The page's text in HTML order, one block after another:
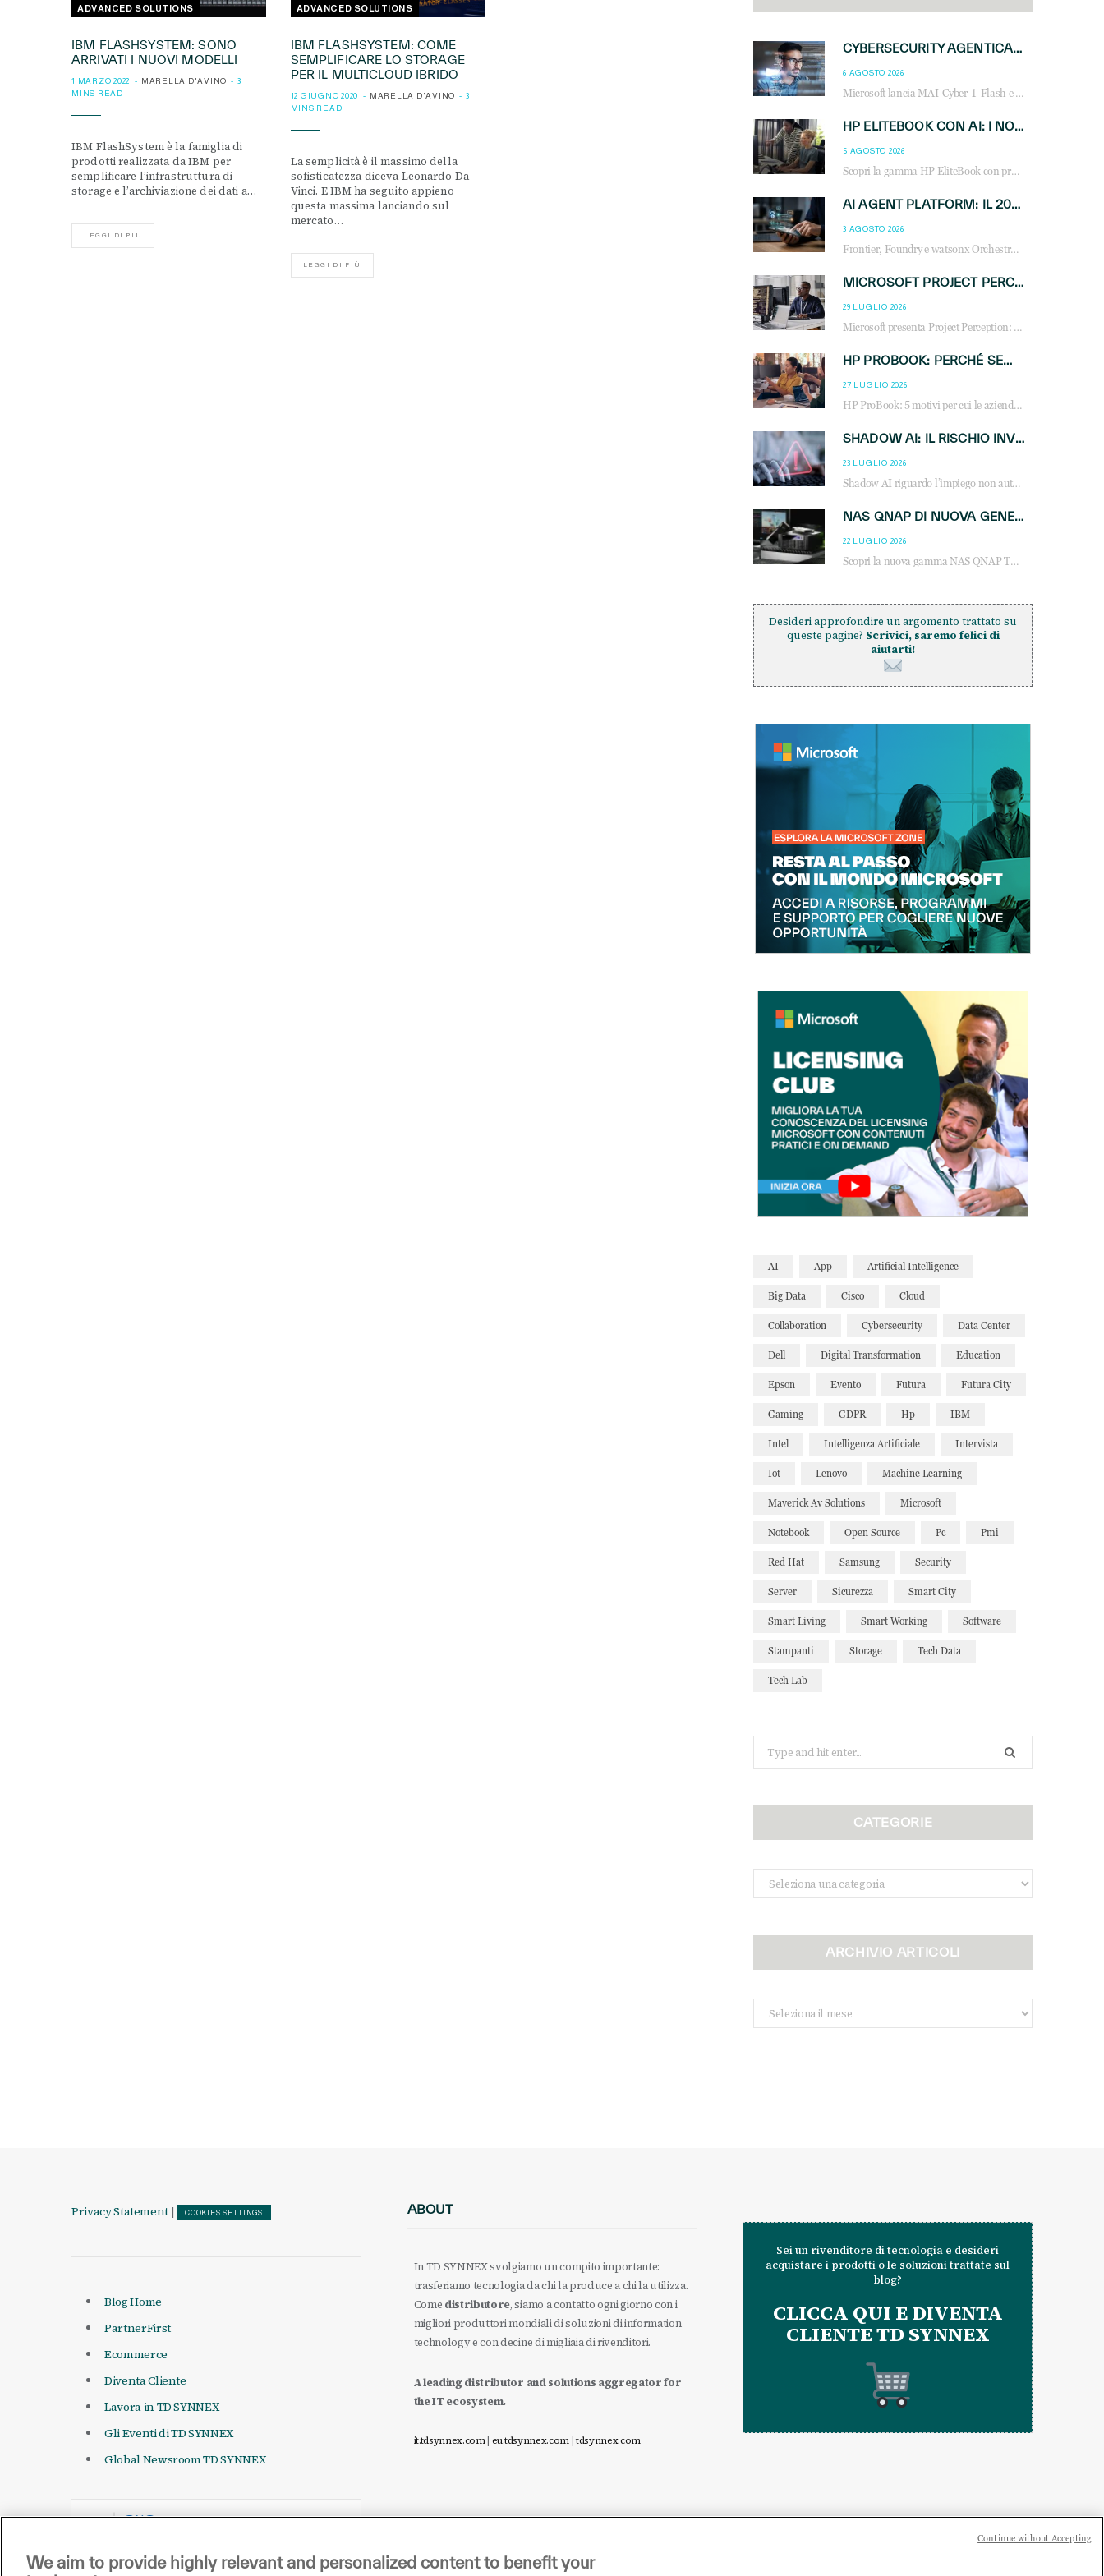
ADVANCED SOLUTIONS
IBM FLASHSYSTEM: SONO
ARRIVATI I NUOVI MODELLI
1 MARZO 2022 MARELLA D'AVINO
3
MINS READ
IBM FlashSystem è la famiglia di
prodotti realizzata da IBM per
semplificare l’infrastruttura di
storage e l’archiviazione dei dati a…
LEGGI DI PIÙ
ADVANCED SOLUTIONS
IBM FLASHSYSTEM: COME
SEMPLIFICARE LO STORAGE
PER IL MULTICLOUD IBRIDO
12 GIUGNO 2020 MARELLA D'AVINO
3
MINS READ
La semplicità è il massimo della
sofisticatezza diceva Leonardo Da
Vinci. E IBM ha seguito appieno
questa massima lanciando sul
mercato…
LEGGI DI PIÙ
CYBERSECURITY AGENTICA: CON PERCEPTION E MAI-CYBER-1-FLASH MICROSOFT APRE NUOVI SERVIZI PER IL CANALE
6 AGOSTO 2026
Microsoft lancia MAI-Cyber-1-Flash e Perception: cybersecurity agentica in preview dal 3 novembre. Cosa cambia per MSP, system integrator e reseller.
HP ELITEBOOK CON AI: I NOTEBOOK BUSINESS INTELLIGENTI CHE TRASFORMANO PRODUTTIVITÀ, SICUREZZA E LAVORO IBRIDO
5 AGOSTO 2026
Scopri la gamma HP EliteBook con processori Intel® Core™ Ultra e AMD Ryzen™ AI. Notebook business progettati per aumentare la produttività, migliorare la collaborazione e garantire sicurezza avanzata in ufficio e in mobilità.
AI AGENT PLATFORM: IL 2026 È L’ANNO DEL «SISTEMA OPERATIVO» PER GLI AGENTI AZIENDALI
3 AGOSTO 2026
Frontier, Foundry e watsonx Orchestrate: la guerra delle piattaforme AI agent ridisegna il mercato IT. Cosa cambia per reseller, MSP e system integrator.
MICROSOFT PROJECT PERCEPTION: COME GLI AGENTI AI CAMBIERANNO SOC, CYBERSECURITY E SERVIZI MSP
29 LUGLIO 2026
Microsoft presenta Project Perception: scopri come gli agenti AI possono trasformare cybersecurity, SOC e servizi gestiti degli MSP.
HP PROBOOK: PERCHÉ SEMPRE PIÙ AZIENDE SCELGONO NOTEBOOK PROGETTATI PER IL LAVORO MODERNO
27 LUGLIO 2026
HP ProBook: 5 motivi per cui le aziende scelgono i notebook business HP per migliorare produttività, sicurezza e gestione dell’AI.
SHADOW AI: IL RISCHIO INVISIBILE CHE LE AZIENDE POSSONO GOVERNARE
23 LUGLIO 2026
Shadow AI riguardo l’impiego non autorizzato di sistemi AI all’interno dell’azienda. E’ una pratica che si diffonde a partire dai dipendenti fino ai dirigenti e mette a repentaglio la cybersecurity, con costi più elevati per le organizzazioni. Due recenti report illustrano il fenomeno e forniscono dati in merito
NAS QNAP DI NUOVA GENERAZIONE: PIÙ PRESTAZIONI, SCALABILITÀ E PROTEZIONE DEI DATI PER LE INFRASTRUTTURE IT MODERNE
22 LUGLIO 2026
Scopri la nuova gamma NAS QNAP TS-h1465U-RP, TS-h1065eU e TS-h665U: storage aziendale con ZFS, DDR5, E1.S NVMe e connettività 2.5GbE per backup, virtualizzazione e cybersecurity.
Desideri approfondire un argomento trattato su
queste pagine? Scrivici, saremo felici di
aiutarti!
AI App Artificial Intelligence
Big Data Cisco Cloud
Collaboration Cybersecurity Data Center
Dell Digital Transformation Education
Epson Evento Futura Futura City
Gaming GDPR Hp IBM
Intel Intelligenza Artificiale Intervista
Iot Lenovo Machine Learning
Maverick Av Solutions Microsoft
Notebook Open Source Pc Pmi
Red Hat Samsung Security
Server Sicurezza Smart City
Smart Living Smart Working Software
Stampanti Storage Tech Data
Tech Lab
for:
CATEGORIE
Categorie
ARCHIVIO ARTICOLI
Archivio
Articoli
Privacy Statement | COOKIES SETTINGS
Blog Home
PartnerFirst
Ecommerce
Diventa Cliente
Lavora in TD SYNNEX
Gli Eventi di TD SYNNEX
Global Newsroom TD SYNNEX
ABOUT
In TD SYNNEX svolgiamo un compito importante:
trasferiamo tecnologia da chi la produce a chi la utilizza.
Come distributore, siamo a contatto ogni giorno con i
migliori produttori mondiali di soluzioni di information
technology e con decine di migliaia di rivenditori.
A leading distributor and solutions aggregator for
the IT ecosystem.
it.tdsynnex.com| eu.tdsynnex.com|tdsynnex.com
Sei un rivenditore di tecnologia e desideri
acquistare i prodotti o le soluzioni trattate sul
blog?
CLICCA QUI E DIVENTA
CLIENTE TD SYNNEX
We aim to provide highly relevant and personalized content to benefit your
Continue without Accepting